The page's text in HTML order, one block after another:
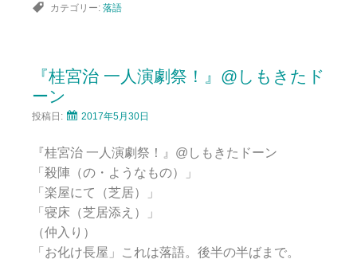
カテゴリー: 落語
『桂宮治 一人演劇祭！』@しもきたド
ーン
投稿日: 2017年5月30日
『桂宮治 一人演劇祭！』@しもきたドーン
「殺陣（の・ようなもの）」
「楽屋にて（芝居）」
「寝床（芝居添え）」
（仲入り）
「お化け長屋」これは落語。後半の半ばまで。